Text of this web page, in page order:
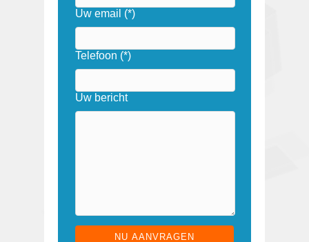
Uw email (*)
Telefoon (*)
Uw bericht